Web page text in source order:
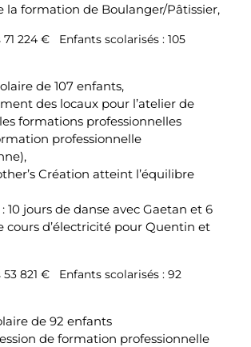
la formation de Boulanger/Pâtissier,
224 € Enfants scolarisés : 105
de 107 enfants,
des locaux pour l’atelier de
formations professionnelles
professionnelle
Création atteint l’équilibre
10 jours de danse avec Gaetan et 6
cours d’électricité pour Quentin et
53 821 € Enfants scolarisés : 92
de 92 enfants
de formation professionnelle